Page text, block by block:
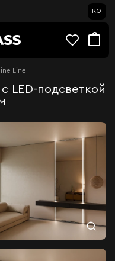
RO
Line
LED-подсветкой